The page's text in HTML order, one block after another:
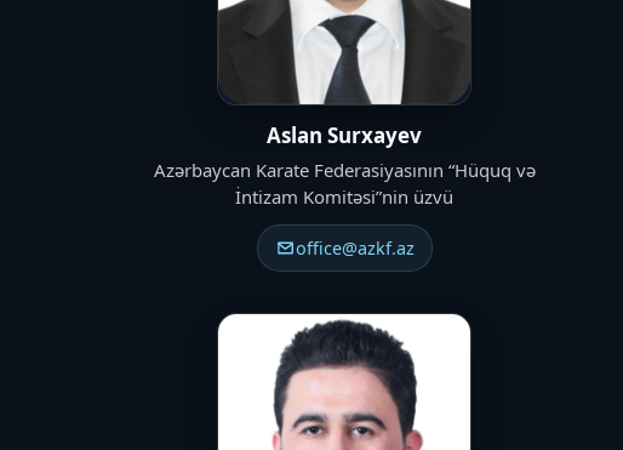
Aslan Surxayev
Azərbaycan Karate Federasiyasının “Hüquq və
İntizam Komitəsi”nin üzvü
office@azkf.az